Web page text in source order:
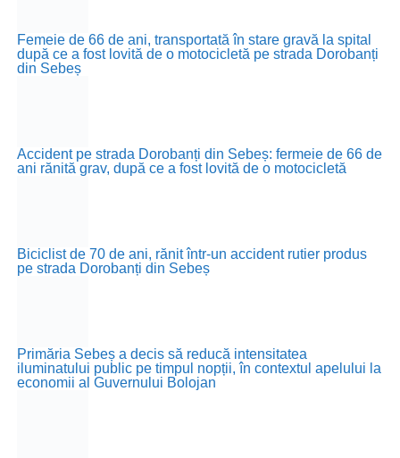
Femeie de 66 de ani, transportată în stare gravă la spital
după ce a fost lovită de o motocicletă pe strada Dorobanți
din Sebeș
Accident pe strada Dorobanți din Sebeș: fermeie de 66 de
ani rănită grav, după ce a fost lovită de o motocicletă
Biciclist de 70 de ani, rănit într-un accident rutier produs
pe strada Dorobanți din Sebeș
Primăria Sebeș a decis să reducă intensitatea
iluminatului public pe timpul nopții, în contextul apelului la
economii al Guvernului Bolojan